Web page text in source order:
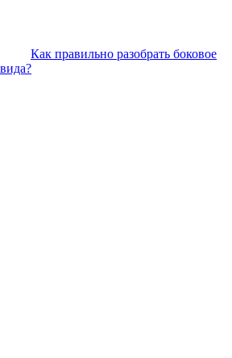
Как правильно разобрать боковое